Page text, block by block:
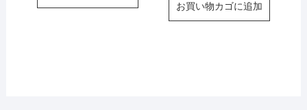
お買い物カゴに追加